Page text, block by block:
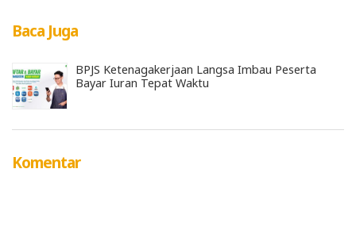
Baca Juga
BPJS Ketenagakerjaan Langsa Imbau Peserta
Bayar Iuran Tepat Waktu
Komentar